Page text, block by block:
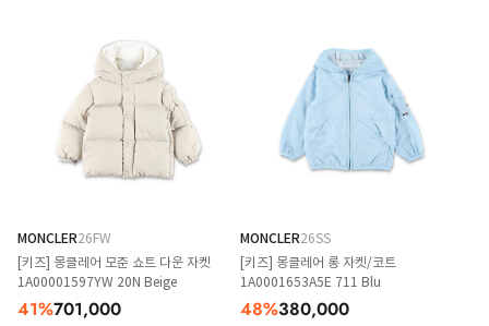
MONCLER26FW
[키즈] 몽클레어 모준 쇼트 다운 자켓
1A00001597YW 20N Beige
41%701,000
MONCLER26SS
[키즈] 몽클레어 롱 자켓/코트
1A0001653A5E 711 Blu
48%380,000